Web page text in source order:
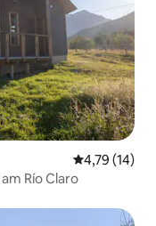
4,79 (14)
Río Claro